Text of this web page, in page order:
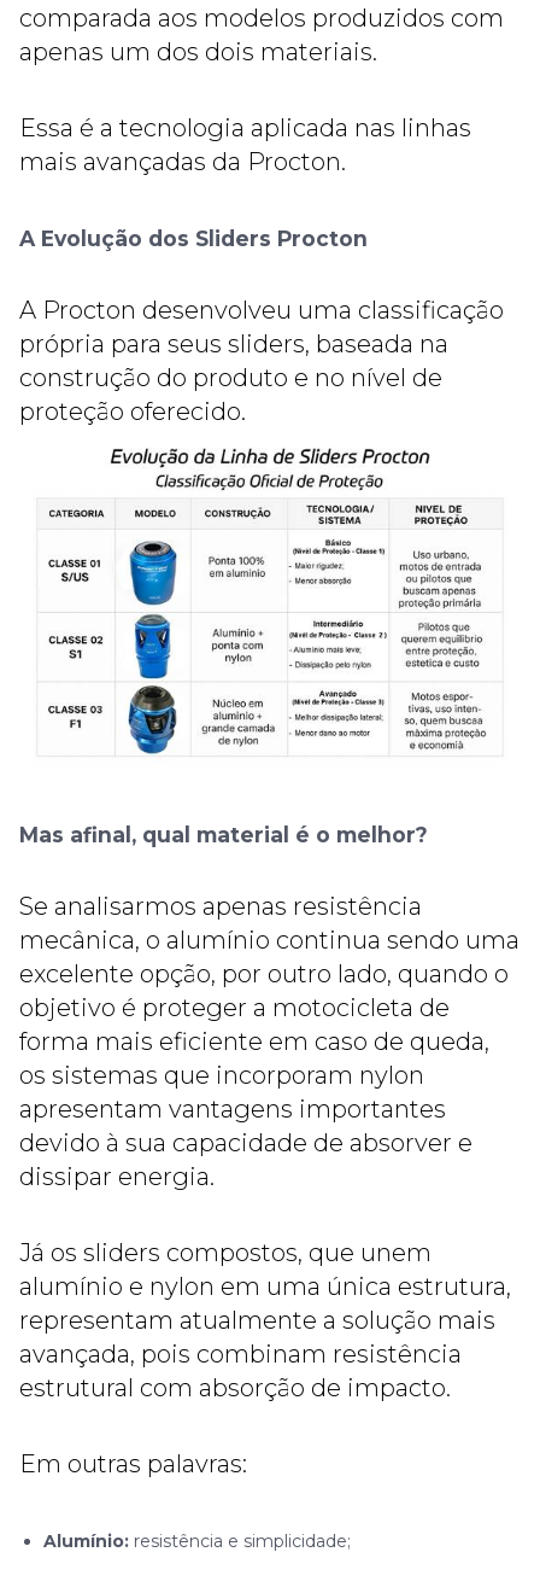
comparada aos modelos produzidos com
apenas um dos dois materiais.
Essa é a tecnologia aplicada nas linhas
mais avançadas da Procton.
A Evolução dos Sliders Procton
A Procton desenvolveu uma classificação
própria para seus sliders, baseada na
construção do produto e no nível de
proteção oferecido.
Mas afinal, qual material é o melhor?
Se analisarmos apenas resistência
mecânica, o alumínio continua sendo uma
excelente opção, por outro lado, quando o
objetivo é proteger a motocicleta de
forma mais eficiente em caso de queda,
os sistemas que incorporam nylon
apresentam vantagens importantes
devido à sua capacidade de absorver e
dissipar energia.
Já os sliders compostos, que unem
alumínio e nylon em uma única estrutura,
representam atualmente a solução mais
avançada, pois combinam resistência
estrutural com absorção de impacto.
Em outras palavras:
Alumínio: resistência e simplicidade;